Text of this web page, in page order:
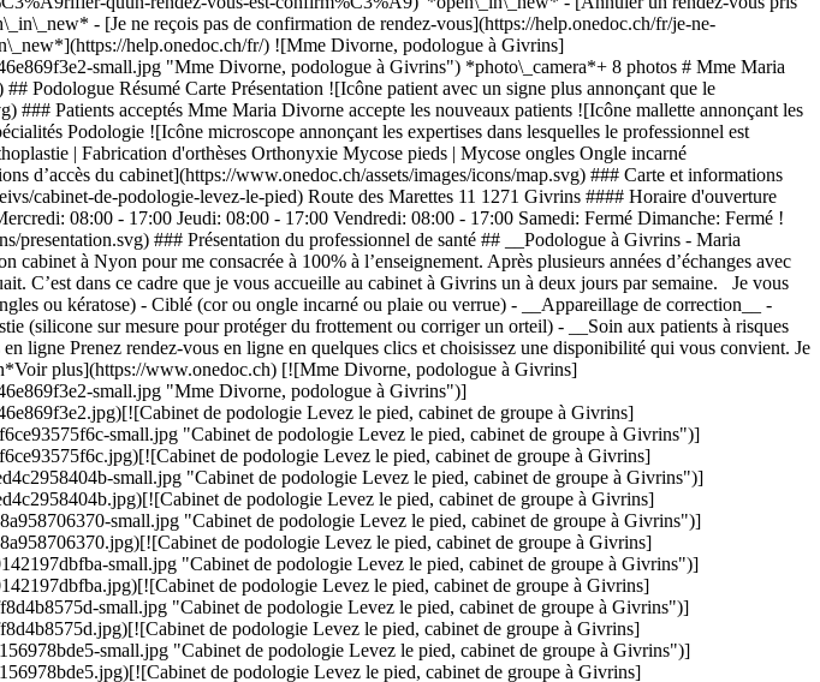
- [Je ne reçois pas de confirmation de rendez-vous](https://help.onedoc.ch/fr/je-ne-
help.onedoc.ch/fr/) ![Mme Divorne, podologue à Givrins]
small.jpg "Mme Divorne, podologue à Givrins") *photo\_camera*+ 8 photos # Mme Maria
Podologue Résumé Carte Présentation ![Icône patient avec un signe plus annonçant que le
### Patients acceptés Mme Maria Divorne accepte les nouveaux patients ![Icône mallette annonçant les
Podologie ![Icône microscope annonçant les expertises dans lesquelles le professionnel est
| Fabrication d'orthèses Orthonyxie Mycose pieds | Mycose ongles Ongle incarné
du cabinet](https://www.onedoc.ch/assets/images/icons/map.svg) ### Carte et informations
cabinet-de-podologie-levez-le-pied) Route des Marettes 11 1271 Givrins #### Horaire d'ouverture
08:00 - 17:00 Jeudi: 08:00 - 17:00 Vendredi: 08:00 - 17:00 Samedi: Fermé Dimanche: Fermé !
presentation.svg) ### Présentation du professionnel de santé ## __Podologue à Givrins - Maria
à Nyon pour me consacrée à 100% à l’enseignement. Après plusieurs années d’échanges avec
C’est dans ce cadre que je vous accueille au cabinet à Givrins un à deux jours par semaine. Je vous
ou kératose) - Ciblé (cor ou ongle incarné ou plaie ou verrue) - __Appareillage de correction__ -
(silicone sur mesure pour protéger du frottement ou corriger un orteil) - __Soin aux patients à risques
ligne Prenez rendez-vous en ligne en quelques clics et choisissez une disponibilité qui vous convient. Je
plus](https://www.onedoc.ch) [![Mme Divorne, podologue à Givrins]
small.jpg "Mme Divorne, podologue à Givrins")]
de podologie Levez le pied, cabinet de groupe à Givrins]
small.jpg "Cabinet de podologie Levez le pied, cabinet de groupe à Givrins")]
de podologie Levez le pied, cabinet de groupe à Givrins]
small.jpg "Cabinet de podologie Levez le pied, cabinet de groupe à Givrins")]
de podologie Levez le pied, cabinet de groupe à Givrins]
small.jpg "Cabinet de podologie Levez le pied, cabinet de groupe à Givrins")]
de podologie Levez le pied, cabinet de groupe à Givrins]
small.jpg "Cabinet de podologie Levez le pied, cabinet de groupe à Givrins")]
de podologie Levez le pied, cabinet de groupe à Givrins]
small.jpg "Cabinet de podologie Levez le pied, cabinet de groupe à Givrins")]
de podologie Levez le pied, cabinet de groupe à Givrins]
small.jpg "Cabinet de podologie Levez le pied, cabinet de groupe à Givrins")]
de podologie Levez le pied, cabinet de groupe à Givrins]